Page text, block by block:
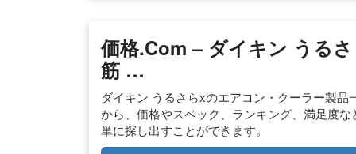
価格.com – ダイキン うる
筋 …
ダイキン うるさらxのエアコン・クーラー製
から、価格やスペック、ランキング、満足度
単に探し出すことができます。